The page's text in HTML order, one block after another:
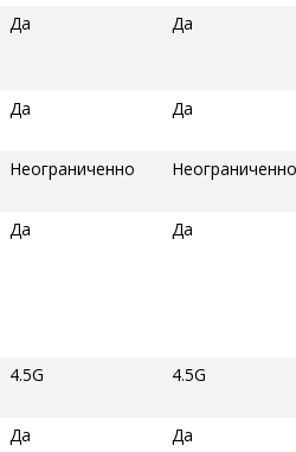
Да Да
Да Да
Неограниченно Неограниченно
Да Да
4.5G 4.5G
Да
Да